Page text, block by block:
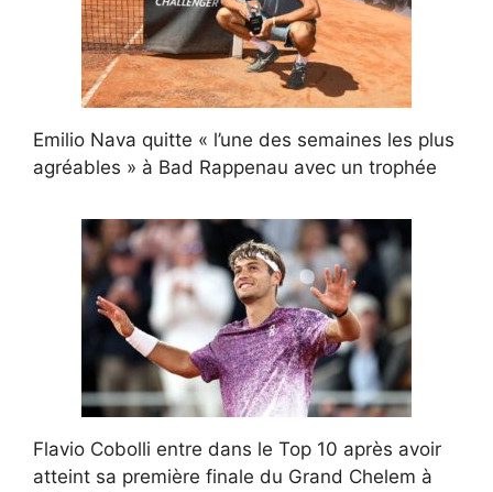
Emilio Nava quitte « l’une des semaines les plus
agréables » à Bad Rappenau avec un trophée
Flavio Cobolli entre dans le Top 10 après avoir
atteint sa première finale du Grand Chelem à